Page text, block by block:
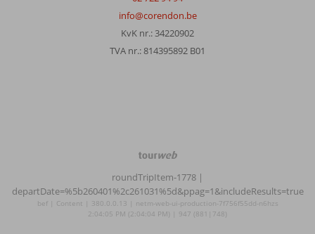
info@corendon.be
KvK nr.: 34220902
TVA nr.: 814395892 B01
TourWeb
©
NetMatch
roundTripItem-1778 |
departDate=%5b260401%2c261031%5d&ppag=1&includeResults=true
bef | Content | 380.0.0.13 | netm-web-ui-production-7f756f55dd-n6hzs
2:04:05 PM (2:04:04 PM) | 947 (881|748)